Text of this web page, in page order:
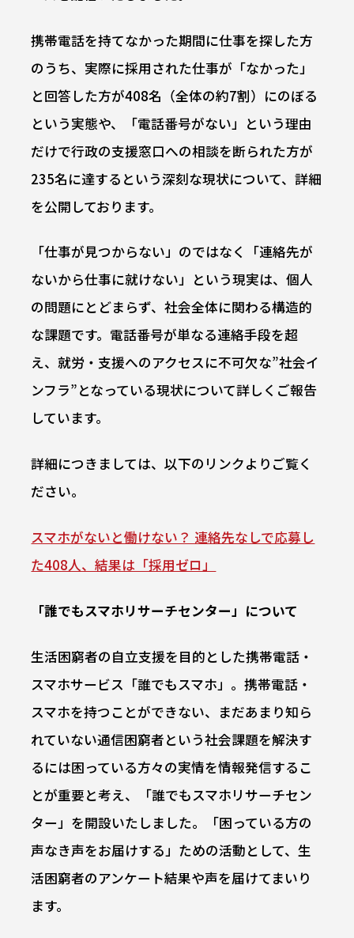
携帯電話を持てなかった期間に仕事を探した方
のうち、実際に採用された仕事が「なかった」
と回答した方が408名（全体の約7割）にのぼる
という実態や、「電話番号がない」という理由
だけで行政の支援窓口への相談を断られた方が
235名に達するという深刻な現状について、詳細
を公開しております。
「仕事が見つからない」のではなく「連絡先が
ないから仕事に就けない」という現実は、個人
の問題にとどまらず、社会全体に関わる構造的
な課題です。電話番号が単なる連絡手段を超
え、就労・支援へのアクセスに不可欠な”社会イ
ンフラ”となっている現状について詳しくご報告
しています。
詳細につきましては、以下のリンクよりご覧く
ださい。
スマホがないと働けない？ 連絡先なしで応募し
た408人、結果は「採用ゼロ」
「誰でもスマホリサーチセンター」について
生活困窮者の自立支援を目的とした携帯電話・
スマホサービス「誰でもスマホ」。携帯電話・
スマホを持つことができない、まだあまり知ら
れていない通信困窮者という社会課題を解決す
るには困っている方々の実情を情報発信するこ
とが重要と考え、「誰でもスマホリサーチセン
ター」を開設いたしました。「困っている方の
声なき声をお届けする」ための活動として、生
活困窮者のアンケート結果や声を届けてまいり
ます。